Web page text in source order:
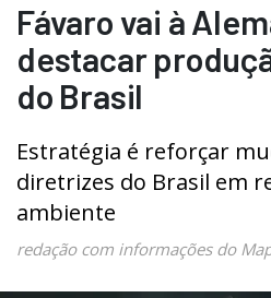
Fávaro vai à
destacar
do Brasil
Estratégia é reforçar
diretrizes do Brasil em
ambiente
redação com informações do